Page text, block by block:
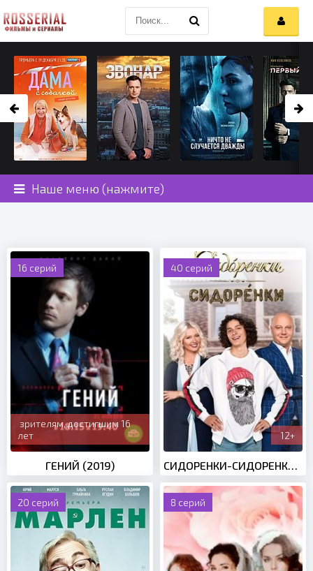
Наше меню (нажмите)
16 серий
зрителям, достигшим 16
лет
ГЕНИЙ (2019)
40 серий
12+
20 серий 8 серий